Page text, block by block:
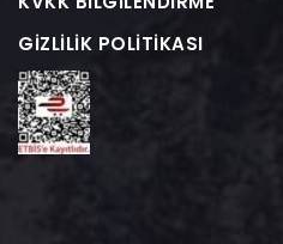
GIZLILIK POLITIKASI